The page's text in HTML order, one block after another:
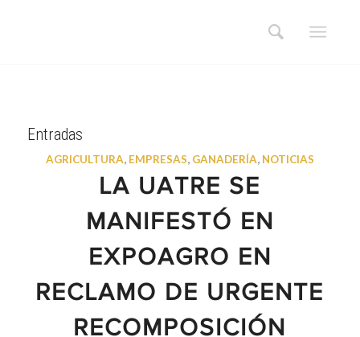
Entradas
AGRICULTURA, EMPRESAS, GANADERÍA, NOTICIAS
LA UATRE SE
MANIFESTÓ EN
EXPOAGRO EN
RECLAMO DE URGENTE
RECOMPOSICIÓN